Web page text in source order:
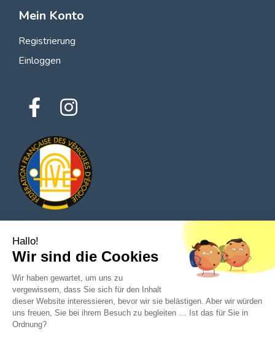
Mein Konto
Registrierung
Einloggen
© 2026 Alle Rechte vorbehalten - Classic Parts Finder
Datenschutzrichtlinien
Allgemeine Nutzungsbedingungen
Impressum
Hallo!
Wir sind die Cookies
Wir haben gewartet, um uns zu
vergewissern, dass Sie sich für den Inhalt
dieser Website interessieren, bevor wir sie belästigen. Aber wir würden
uns freuen, Sie bei ihrem Besuch zu begleiten … Ist das für Sie in
Ordnung?